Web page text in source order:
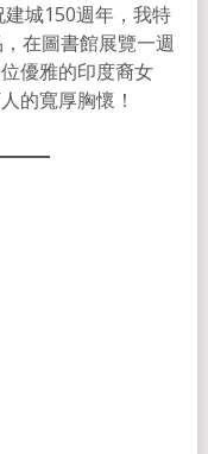
城150週年，我特
在圖書館展覽一週
優雅的印度裔女
的寬厚胸懷！